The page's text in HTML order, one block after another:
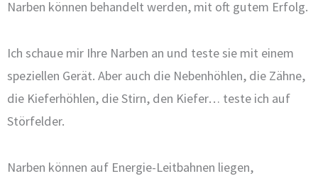
Narben können behandelt werden, mit oft gutem Erfolg.
Ich schaue mir Ihre Narben an und teste sie mit einem
speziellen Gerät. Aber auch die Nebenhöhlen, die Zähne,
die Kieferhöhlen, die Stirn, den Kiefer… teste ich auf
Störfelder.
Narben können auf Energie-Leitbahnen liegen,